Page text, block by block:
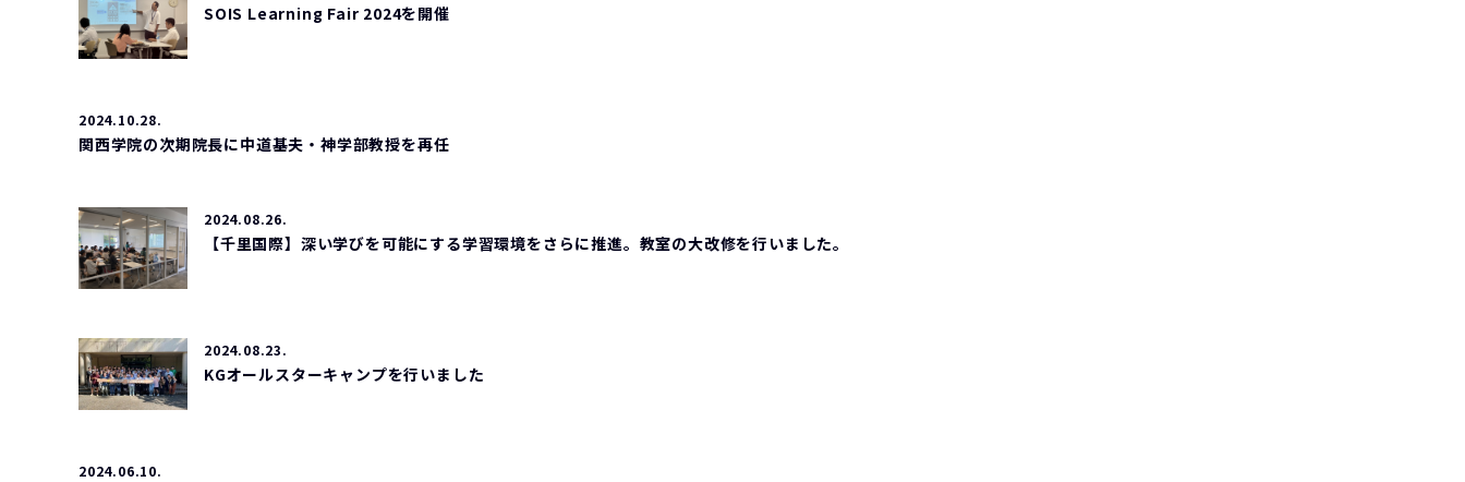
SOIS Learning Fair 2024を開催
2024.10.28.
関西学院の次期院長に中道基夫・神学部教授を再任
2024.08.26.
【千里国際】深い学びを可能にする学習環境をさらに推進。教室の大改修を行いました。
2024.08.23.
KGオールスターキャンプを行いました
2024.06.10.